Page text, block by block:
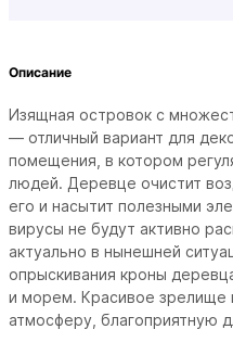
Описание
Изящная островок с
— отличный вариант для
помещения, в котором
людей. Деревце очистит
его и насытит полезными
вирусы не будут активно
актуально в нынешней
опрыскивания кроны
и морем. Красивое зрелище
атмосферу, благоприятную